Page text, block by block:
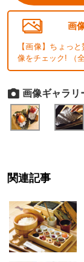
画
【画像】ちょっ
像をチェック! （
画像ギャラリ
関連記事